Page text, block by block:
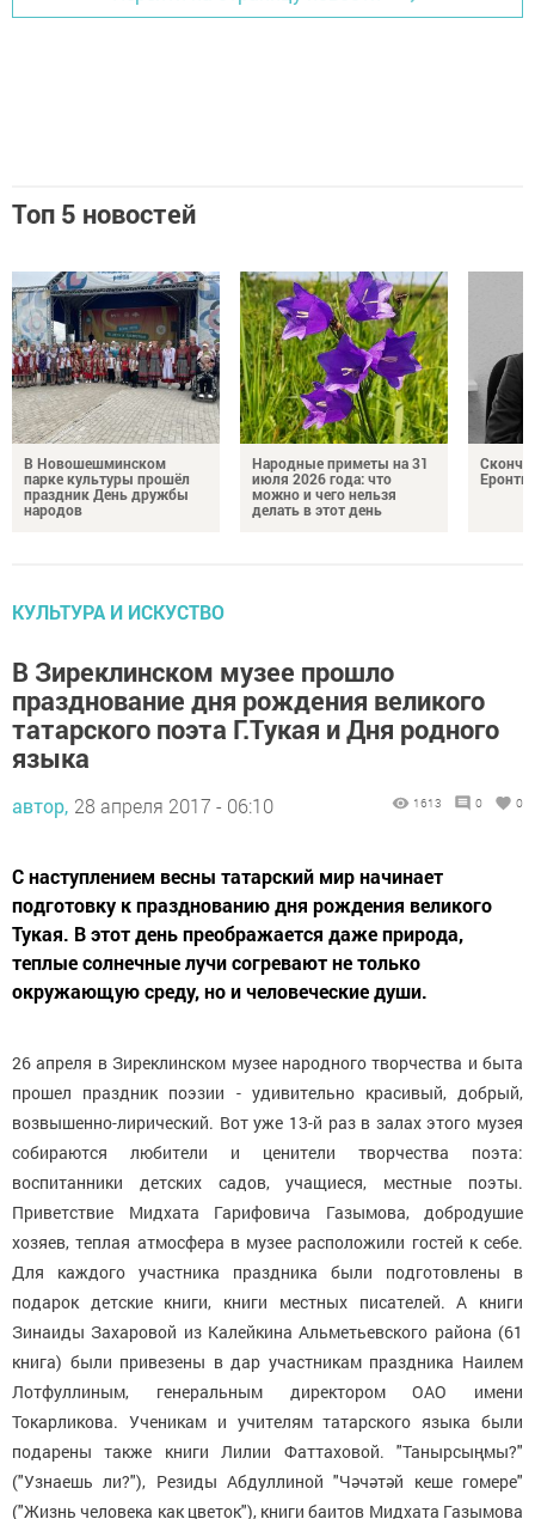
Топ 5 новостей
В Новошешминском
парке культуры прошёл
праздник День дружбы
народов
Народные приметы на 31
июля 2026 года: что
можно и чего нельзя
делать в этот день
КУЛЬТУРА И ИСКУСТВО
В Зиреклинском музее прошло
празднование дня рождения великого
татарского поэта Г.Тукая и Дня родного
языка
автор, 28 апреля 2017 - 06:10 1613 0 0
С наступлением весны татарский мир начинает
подготовку к празднованию дня рождения великого
Тукая. В этот день преображается даже природа,
теплые солнечные лучи согревают не только
окружающую среду, но и человеческие души.
26 апреля в Зиреклинском музее народного творчества и быта
прошел праздник поэзии - удивительно красивый, добрый,
возвышенно-лирический. Вот уже 13-й раз в залах этого музея
собираются любители и ценители творчества поэта:
воспитанники детских садов, учащиеся, местные поэты.
Приветствие Мидхата Гарифовича Газымова, добродушие
хозяев, теплая атмосфера в музее расположили гостей к себе.
Для каждого участника праздника были подготовлены в
подарок детские книги, книги местных писателей. А книги
Зинаиды Захаровой из Калейкина Альметьевского района (61
книга) были привезены в дар участникам праздника Наилем
Лотфуллиным, генеральным директором ОАО имени
Токарликова. Ученикам и учителям татарского языка были
подарены также книги Лилии Фаттаховой. "Танырсыңмы?"
("Узнаешь ли?"), Резиды Абдуллиной "Чәчәтәй кеше гомере"
("Жизнь человека как цветок"), книги баитов Мидхата Газымова